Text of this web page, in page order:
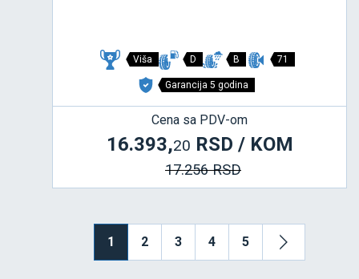
Viša D B 71
Garancija 5 godina
Cena sa PDV-om
16.393,20 RSD / KOM
17.256 RSD
1 2 3 4 5